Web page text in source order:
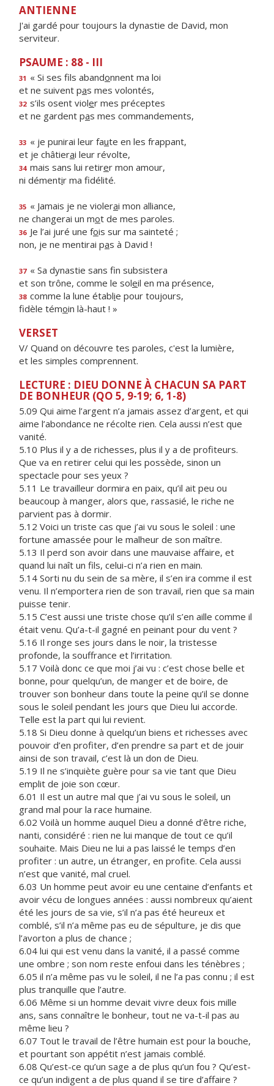
ANTIENNE
J'ai gardé pour toujours la dynastie de David, mon
serviteur.
PSAUME : 88 - III
31 « Si ses fils abandonnent ma loi
et ne suivent pas mes volontés,
32 s’ils osent violer mes préceptes
et ne gardent pas mes commandements,
33 « je punirai leur faute en les frappant,
et je châtierai leur révolte,
34 mais sans lui retirer mon amour,
ni démentir ma fidélité.
35 « Jamais je ne violerai mon alliance,
ne changerai un mot de mes paroles.
36 Je l’ai juré une fois sur ma sainteté ;
non, je ne mentirai pas à David !
37 « Sa dynastie sans fn subsistera
et son trône, comme le soleil en ma présence,
38 comme la lune établie pour toujours,
fidèle témoin là-haut ! »
VERSET
V/ Quand on découvre tes paroles, c'est la lumière,
et les simples comprennent.
LECTURE : DIEU DONNE À CHACUN SA PART
DE BONHEUR (QO 5, 9-19; 6, 1-8)
5.09 Qui aime l’argent n’a jamais assez d’argent, et qui
aime l’abondance ne récolte rien. Cela aussi n’est que
vanité.
5.10 Plus il y a de richesses, plus il y a de profiteurs.
Que va en retirer celui qui les possède, sinon un
spectacle pour ses yeux ?
5.11 Le travailleur dormira en paix, qu’il ait peu ou
beaucoup à manger, alors que, rassasié, le riche ne
parvient pas à dormir.
5.12 Voici un triste cas que j’ai vu sous le soleil : une
fortune amassée pour le malheur de son maître.
5.13 Il perd son avoir dans une mauvaise affaire, et
quand lui naît un fils, celui-ci n’a rien en main.
5.14 Sorti nu du sein de sa mère, il s’en ira comme il est
venu. Il n’emportera rien de son travail, rien que sa main
puisse tenir.
5.15 C’est aussi une triste chose qu’il s’en aille comme il
était venu. Qu’a-t-il gagné en peinant pour du vent ?
5.16 Il ronge ses jours dans le noir, la tristesse
profonde, la souffrance et l’irritation.
5.17 Voilà donc ce que moi j’ai vu : c’est chose belle et
bonne, pour quelqu’un, de manger et de boire, de
trouver son bonheur dans toute la peine qu’il se donne
sous le soleil pendant les jours que Dieu lui accorde.
Telle est la part qui lui revient.
5.18 Si Dieu donne à quelqu’un biens et richesses avec
pouvoir d’en profiter, d’en prendre sa part et de jouir
ainsi de son travail, c’est là un don de Dieu.
5.19 Il ne s’inquiète guère pour sa vie tant que Dieu
emplit de joie son cœur.
6.01 Il est un autre mal que j’ai vu sous le soleil, un
grand mal pour la race humaine.
6.02 Voilà un homme auquel Dieu a donné d’être riche,
nanti, considéré : rien ne lui manque de tout ce qu’il
souhaite. Mais Dieu ne lui a pas laissé le temps d’en
profiter : un autre, un étranger, en profite. Cela aussi
n’est que vanité, mal cruel.
6.03 Un homme peut avoir eu une centaine d’enfants et
avoir vécu de longues années : aussi nombreux qu’aient
été les jours de sa vie, s’il n’a pas été heureux et
comblé, s’il n’a même pas eu de sépulture, je dis que
l’avorton a plus de chance ;
6.04 lui qui est venu dans la vanité, il a passé comme
une ombre ; son nom reste enfoui dans les ténèbres ;
6.05 il n’a même pas vu le soleil, il ne l’a pas connu ; il est
plus tranquille que l’autre.
6.06 Même si un homme devait vivre deux fois mille
ans, sans connaître le bonheur, tout ne va-t-il pas au
même lieu ?
6.07 Tout le travail de l’être humain est pour la bouche,
et pourtant son appétit n’est jamais comblé.
6.08 Qu’est-ce qu’un sage a de plus qu’un fou ? Qu’est-
ce qu’un indigent a de plus quand il se tire d’affaire ?